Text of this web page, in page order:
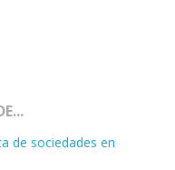
de sociedades en